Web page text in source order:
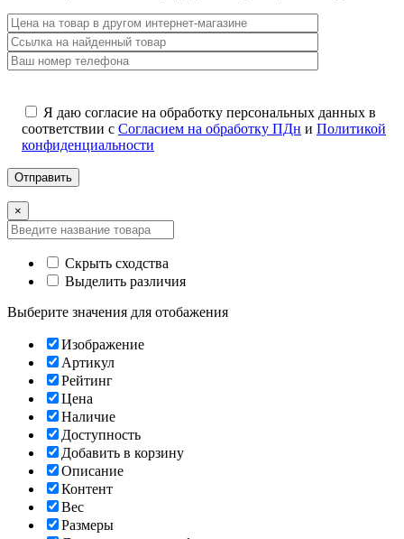
Я даю согласие на обработку персональных данных в
соответствии с Согласием на обработку ПДн и Политикой
конфиденциальности
×
Скрыть сходства
Выделить различия
Выберите значения для отобажения
Изображение
Артикул
Рейтинг
Цена
Наличие
Доступность
Добавить в корзину
Описание
Контент
Вес
Размеры